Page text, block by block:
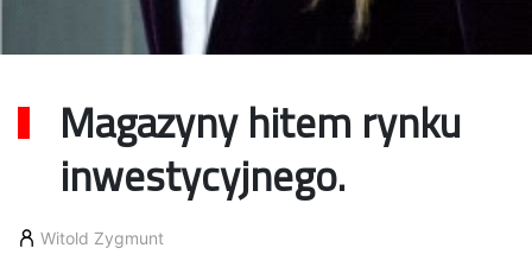
Magazyny hitem rynku
inwestycyjnego.
Witold Zygmunt